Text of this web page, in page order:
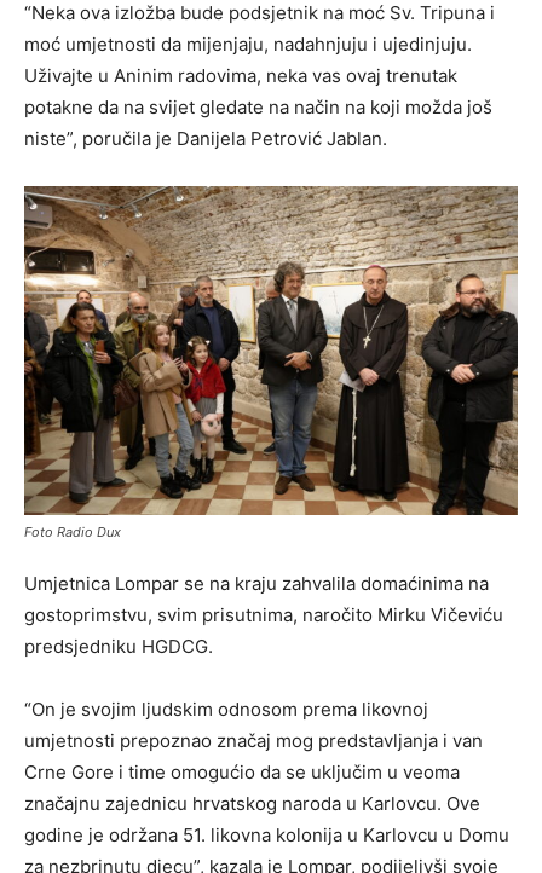
“Neka ova izložba bude podsjetnik na moć Sv. Tripuna i
moć umjetnosti da mijenjaju, nadahnjuju i ujedinjuju.
Uživajte u Aninim radovima, neka vas ovaj trenutak
potakne da na svijet gledate na način na koji možda još
niste”, poručila je Danijela Petrović Jablan.
Foto Radio Dux
Umjetnica Lompar se na kraju zahvalila domaćinima na
gostoprimstvu, svim prisutnima, naročito Mirku Vičeviću
predsjedniku HGDCG.
“On je svojim ljudskim odnosom prema likovnoj
umjetnosti prepoznao značaj mog predstavljanja i van
Crne Gore i time omogućio da se uključim u veoma
značajnu zajednicu hrvatskog naroda u Karlovcu. Ove
godine je održana 51. likovna kolonija u Karlovcu u Domu
za nezbrinutu djecu”, kazala je Lompar, podijelivši svoje